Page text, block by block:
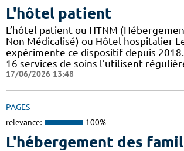
L'hôtel patient
L’hôtel patient ​​ou HTNM
Non Médicalisé)​​​​​​ ou Hôtel hospitalier
expérimente ce dispositif depuis
16 services de soins l’utilisent
17/06/2026 13:48
PAGES
relevance: 100%
L'hébergement des